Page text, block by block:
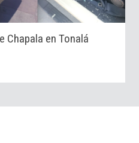
Chapala en Tonalá